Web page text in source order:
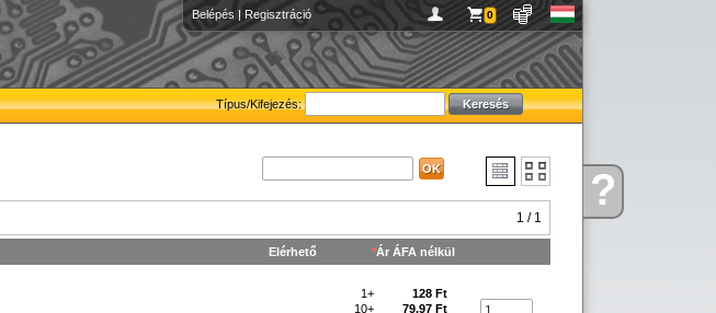
Kérdése
van
?
Belépés | Regisztráció 0
Típus/Kifejezés:
1 / 1
Elérhető *Ár ÁFA nélkül
1+
128 Ft
10+
79,97 Ft